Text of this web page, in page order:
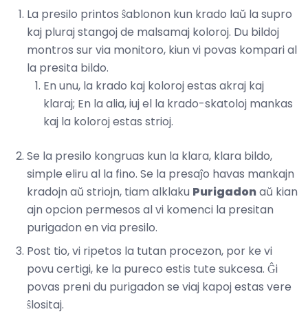
La presilo printos ŝablonon kun krado laŭ la supro
kaj pluraj stangoj de malsamaj koloroj. Du bildoj
montros sur via monitoro, kiun vi povas kompari al
la presita bildo.
En unu, la krado kaj koloroj estas akraj kaj
klaraj; En la alia, iuj el la krado-skatoloj mankas
kaj la koloroj estas strioj.
Se la presilo kongruas kun la klara, klara bildo,
simple eliru al la fino. Se la presaĵo havas mankajn
kradojn aŭ striojn, tiam alklaku Purigadonaŭ kian
ajn opcion permesos al vi komenci la presitan
purigadon en via presilo.
Post tio, vi ripetos la tutan procezon, por ke vi
povu certigi, ke la pureco estis tute sukcesa. Ĝi
povas preni du purigadon se viaj kapoj estas vere
ŝlositaj.